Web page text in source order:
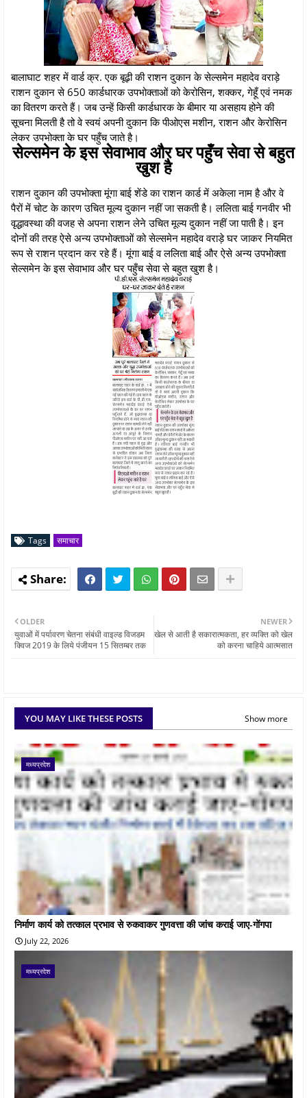
बालाघाट शहर में वार्ड क्र. एक बूढ़ी की राशन दुकान के सेल्समेन महादेव वराड़े
राशन दुकान से 650 कार्डधारक उपभोक्ताओं को केरोसिन, शक्कर, गेहूँ एवं नमक
का वितरण करते हैं। जब उन्हें किसी कार्डधारक के बीमार या असहाय होने की
सूचना मिलती है तो वे स्वयं अपनी दुकान कि पीओएस मशीन, राशन और केरोसिन
लेकर उपभोक्ता के घर पहुँच जाते है।
सेल्समेन के इस सेवाभाव और घर पहुँच सेवा से बहुत
खुश है
राशन दुकान की उपभोक्ता मूंगा बाई शेंडे का राशन कार्ड में अकेला नाम है और वे
पैरों में चोट के कारण उचित मूल्य दुकान नहीं जा सकती है। ललिता बाई गनवीर भी
वृद्धावस्था की वजह से अपना राशन लेने उचित मूल्य दुकान नहीं जा पाती है। इन
दोनों की तरह ऐसे अन्य उपभोक्ताओं को सेल्समेन महादेव वराड़े घर जाकर नियमित
रूप से राशन प्रदान कर रहे हैं। मूंगा बाई व ललिता बाई और ऐसे अन्य उपभोक्ता
सेल्समेन के इस सेवाभाव और घर पहुँच सेवा से बहुत खुश है।
Tags समाचार
NEWER
खेल से आती है सकारात्मकता, हर व्यक्ति को खेल
को करना चाहिये आत्मसात
OLDER
युवाओं में पर्यावरण चेतना संबंधी वाइल्ड विजडम
क्विज 2019 के लिये पंजीयन 15 सितम्बर तक
YOU MAY LIKE THESE POSTS Show more
मध्यप्रदेश
निर्माण कार्य को तत्काल प्रभाव से रुकवाकर गुणवत्ता की जांच कराई जाए-गोंगपा
July 22, 2026
मध्यप्रदेश